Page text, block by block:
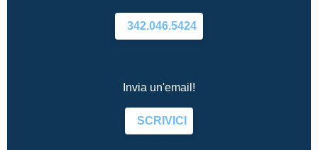
342.046.5424
Invia un'email!
SCRIVICI